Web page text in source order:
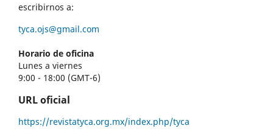
escribirnos a:
tyca.ojs@gmail.com
Horario de oficina
Lunes a viernes
9:00 - 18:00 (GMT-6)
URL oficial
https://revistatyca.org.mx/index.php/tyca